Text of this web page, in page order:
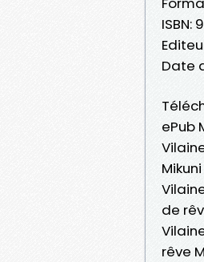
ISBN:
Date
ePub
de
rêve